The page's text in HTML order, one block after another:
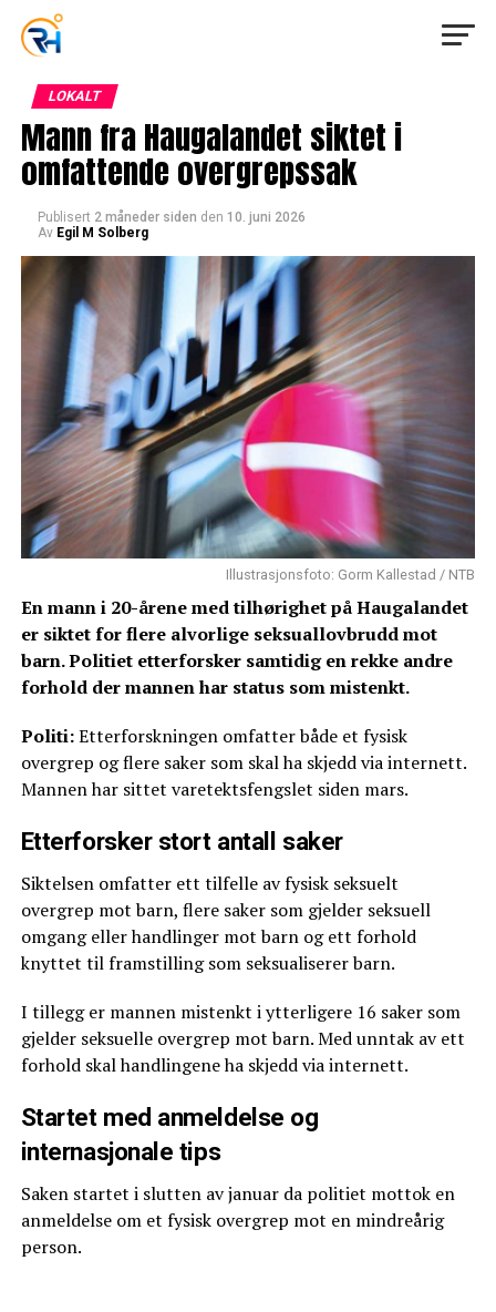
LOKALT
Mann fra Haugalandet siktet i
omfattende overgrepssak
Publisert 2 måneder siden den 10. juni 2026
Av Egil M Solberg
Illustrasjonsfoto: Gorm Kallestad / NTB
En mann i 20-årene med tilhørighet på Haugalandet
er siktet for flere alvorlige seksuallovbrudd mot
barn. Politiet etterforsker samtidig en rekke andre
forhold der mannen har status som mistenkt.
Politi:Etterforskningen omfatter både et fysisk
overgrep og flere saker som skal ha skjedd via internett.
Mannen har sittet varetektsfengslet siden mars.
Etterforsker stort antall saker
Siktelsen omfatter ett tilfelle av fysisk seksuelt
overgrep mot barn, flere saker som gjelder seksuell
omgang eller handlinger mot barn og ett forhold
knyttet til framstilling som seksualiserer barn.
I tillegg er mannen mistenkt i ytterligere 16 saker som
gjelder seksuelle overgrep mot barn. Med unntak av ett
forhold skal handlingene ha skjedd via internett.
Startet med anmeldelse og
internasjonale tips
Saken startet i slutten av januar da politiet mottok en
anmeldelse om et fysisk overgrep mot en mindreårig
person.